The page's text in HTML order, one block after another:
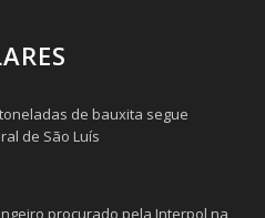
de bauxita segue
de São Luís
procurado pela Interpol na